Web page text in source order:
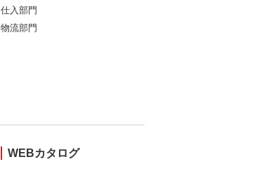
仕入部門
物流部門
WEBカタログ